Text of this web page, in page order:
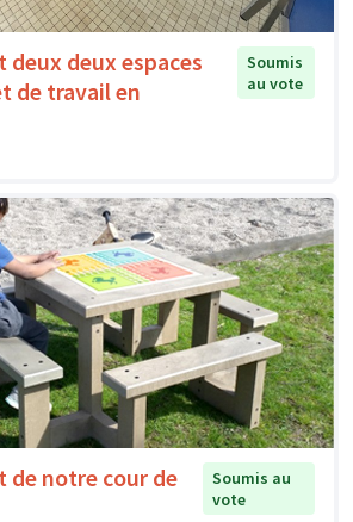
deux deux espaces
de travail en
Soumis
au vote
de notre cour de
Soumis au
vote